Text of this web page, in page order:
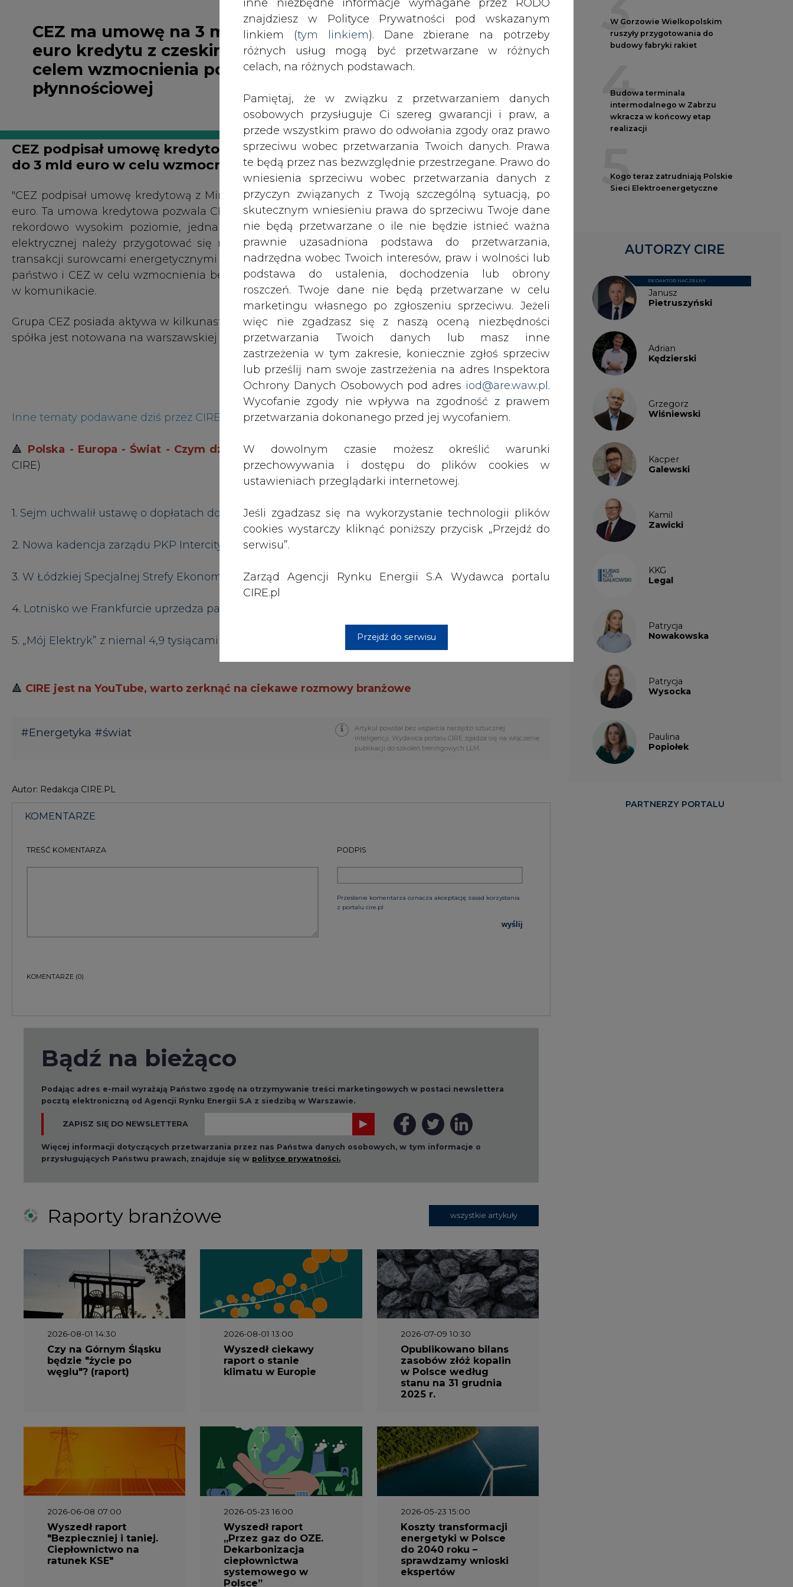
różnych usług mogą być przetwarzane w różnych
celach, na różnych podstawach.
Pamiętaj, że w związku z przetwarzaniem danych
osobowych przysługuje Ci szereg gwarancji i praw, a
sprzeciwu wobec przetwarzania Twoich danych. Prawa
te będą przez nas bezwzględnie przestrzegane. Prawo do
wniesienia sprzeciwu wobec przetwarzania danych z
przyczyn związanych z Twoją szczególną sytuacją, po
skutecznym wniesieniu prawa do sprzeciwu Twoje dane
nie będą przetwarzane o ile nie będzie istnieć ważna
prawnie uzasadniona podstawa do przetwarzania,
nadrzędna wobec Twoich interesów, praw i wolności lub
podstawa do ustalenia, dochodzenia lub obrony
roszczeń. Twoje dane nie będą przetwarzane w celu
marketingu własnego po zgłoszeniu sprzeciwu. Jeżeli
więc nie zgadzasz się z naszą oceną niezbędności
przetwarzania Twoich danych lub masz inne
zastrzeżenia w tym zakresie, koniecznie zgłoś sprzeciw
lub prześlij nam swoje zastrzeżenia na adres Inspektora
Ochrony Danych Osobowych pod adres
iod@are.waw.pl.
Wycofanie zgody nie wpływa na zgodność z prawem
przetwarzania dokonanego przed jej wycofaniem.
W dowolnym czasie możesz określić warunki
przechowywania i dostępu do plików cookies w
Jeśli zgadzasz się na wykorzystanie technologii plików
cookies wystarczy kliknąć poniższy przycisk „Przejdź do
Zarząd Agencji Rynku Energii S.A Wydawca portalu
CIRE.pl
euro kredytu z czeskim MF
celem wzmocnienia pozycji
płynnościowej
CEZ podpisał umowę kredytową z Ministerstwem Finansów Czech na kwotę
do 3 mld euro w celu wzmocnienia pozycji płynnościowej, podała spółka
"CEZ podpisał umowę kredytową z Ministerstwem Finansów Republiki Czeskiej na kwotę do 3 mld
euro. Ta umowa kredytowa pozwala CEZ-owi wzmocnić pozycję płynnościową. Obecnie jest ona na
rekordowo wysokim poziomie, jednak ze względu na ekstremalne zmiany cen gazu i energii
elektrycznej należy przygotować się na dalszy nadzwyczajny wzrost środków na zabezpieczenie
transakcji surowcami energetycznymi w najbliższych miesiącach. Jest to kolejny krok podjęty przez
państwo i CEZ w celu wzmocnienia bezpieczeństwa energetycznego Republiki Czeskiej" – czytamy
w komunikacie.
Grupa CEZ posiada aktywa w kilkunastu krajach regionu, m.in. w Polsce, Rumunii i Turcji. Od 2006 r.
spółka jest notowana na warszawskiej giełdzie.
Polska - Europa - Świat - Czym dziś żyją rynki?
(aktualizowany 24h na dobę raport specjalny
CIRE)
1.Sejm uchwalił ustawę o dopłatach do węgla
W Łódzkiej Specjalnej Strefy Ekonomicznej powstanie fabryka pomp ciepła
„Mój Elektryk” z niemal 4,9 tysiącami wniosków
🔺CIRE jest na YouTube, warto zerknąć na ciekawe rozmowy branżowe
#Energetyka #świat
inteligencji. Wydawca portalu CIRE zgadza się na włączenie
TREŚĆ KOMENTARZA PODPIS
Przesłanie komentarza oznacza akceptację zasad korzystania
Bądź na bieżąco
pocztą elektroniczną od Agencji Rynku Energii S.A z siedzibą w Warszawie.
Więcej informacji dotyczących przetwarzania przez nas Państwa danych osobowych, w tym informacje o
przysługujących Państwu prawach, znajduje się w polityce prywatności.
Raporty branżowe
2026-08-01 14:30
Czy na Górnym Śląsku
będzie "życie po
2026-08-01 13:00
Wyszedł ciekawy
raport o stanie
2026-07-09 10:30
Opublikowano bilans
zasobów złóż kopalin
stanu na 31 grudnia
2025 r.
2026-06-08 07:00
Wyszedł raport
"Bezpieczniej i taniej.
ratunek KSE"
2026-05-23 16:00
Wyszedł raport
„Przez gaz do OZE.
ciepłownictwa
systemowego w
Polsce”
2026-05-23 15:00
Koszty transformacji
energetyki w Polsce
sprawdzamy wnioski
ekspertów
4
Budowa terminala
5
Kogo teraz zatrudniają Polskie
Janusz
Pietruszyński
Adrian
Grzegorz
Wiśniewski
Kacper
Kamil
KKG
Patrycja
Patrycja
Paulina
PARTNERZY PORTALU